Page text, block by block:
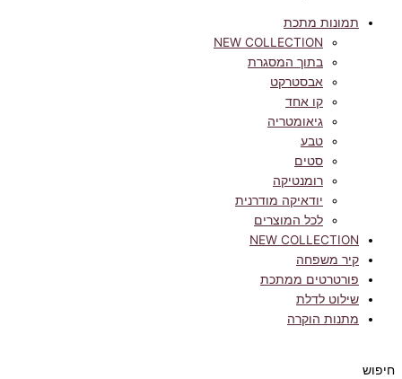
תמונות מתכת
NEW COLLECTION
בתוך המסגרת
אבסטרקט
קו אחד
גיאומטריה
טבע
סטים
רומנטיקה
יודאיקה מודרנית
לכל המוצרים
NEW COLLECTION
קיר משפחה
פורטרטים ממתכת
שילוט לדלת
מתנות הוקרה
חיפוש